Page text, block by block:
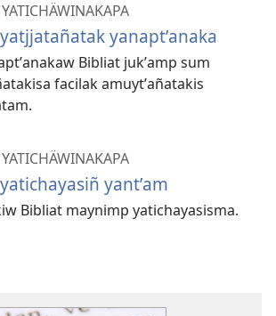
yanaptʼanaka
Bibliat jukʼamp sum
facilak amuytʼañatakis
yantʼam
Bibliat maynimp yatichayasisma.